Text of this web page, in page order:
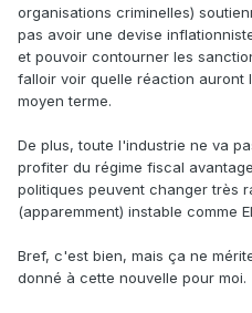
organisations criminelles)
pas avoir une devise
et pouvoir contourner les
falloir voir quelle réaction auront
moyen terme.
De plus, toute l'industrie ne va
profiter du régime fiscal
politiques peuvent changer très
(apparemment) instable comme
Bref, c'est bien, mais ça ne
donné à cette nouvelle pour moi.